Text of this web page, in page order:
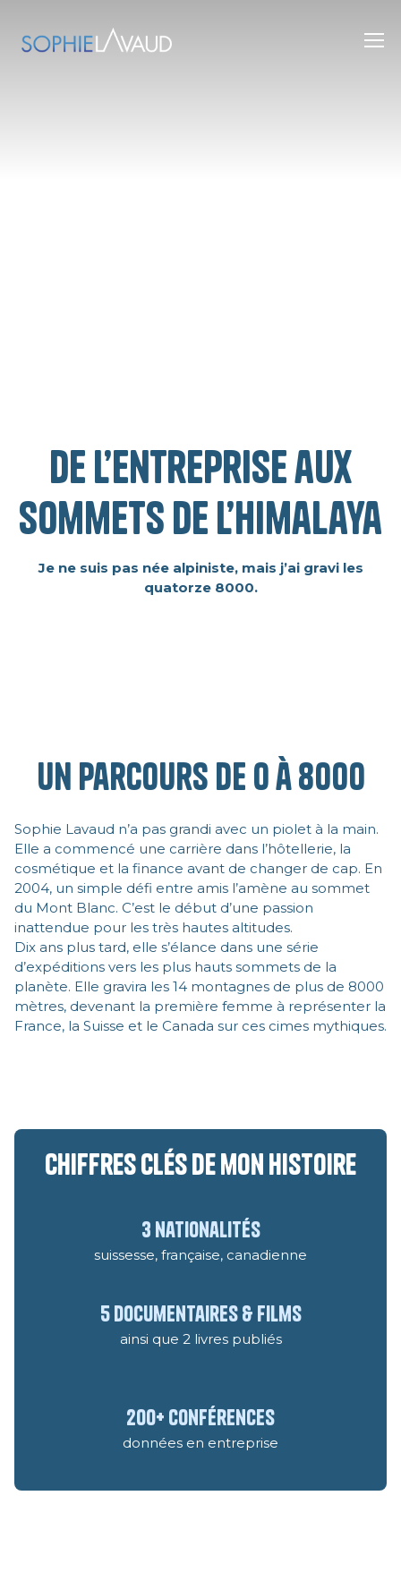
De l’entreprise aux
sommets de l’himalaya
Je ne suis pas née alpiniste, mais j’ai gravi les
quatorze 8000.
un parcours de 0 à 8000
Sophie Lavaud n’a pas grandi avec un piolet à la main.
Elle a commencé une carrière dans l’hôtellerie, la
cosmétique et la finance avant de changer de cap. En
2004, un simple défi entre amis l’amène au sommet
du Mont Blanc. C’est le début d’une passion
inattendue pour les très hautes altitudes.
Dix ans plus tard, elle s’élance dans une série
d’expéditions vers les plus hauts sommets de la
planète. Elle gravira les 14 montagnes de plus de 8000
mètres, devenant la première femme à représenter la
France, la Suisse et le Canada sur ces cimes mythiques.
Chiffres clés de mon histoire
3 nationalités
suissesse, française, canadienne
5 documentaires & films
ainsi que 2 livres publiés
200+ conférences
données en entreprise